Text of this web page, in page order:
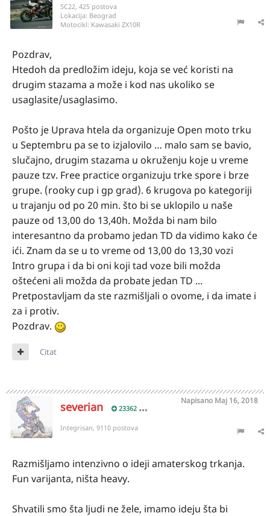
SC22, 425 postova
Lokacija: Beograd
Motocikl: Kawasaki ZX10R
Pozdrav,
Htedoh da predložim ideju, koja se već koristi na
drugim stazama a može i kod nas ukoliko se
usaglasite/usaglasimo.
Pošto je Uprava htela da organizuje Open moto trku
u Septembru pa se to izjalovilo … malo sam se bavio,
slučajno, drugim stazama u okruženju koje u vreme
pauze tzv. Free practice organizuju trke spore i brze
grupe. (rooky cup i gp grad). 6 krugova po kategoriji
u trajanju od po 20 min. što bi se uklopilo u naše
pauze od 13,00 do 13,40h. Možda bi nam bilo
interesantno da probamo jedan TD da vidimo kako će
ići. Znam da se u to vreme od 13,00 do 13,30 vozi
Intro grupa i da bi oni koji tad voze bili možda
oštećeni ali možda da probate jedan TD ...
Pretpostavljam da ste razmišljali o ovome, i da imate i
za i protiv.
Pozdrav.
Citat
severian 23362
Napisano Maj 16, 2018
Integrisan, 9110 postova
Razmišljamo intenzivno o ideji amaterskog trkanja.
Fun varijanta, ništa heavy.
Shvatili smo šta ljudi ne žele, imamo ideju šta bi